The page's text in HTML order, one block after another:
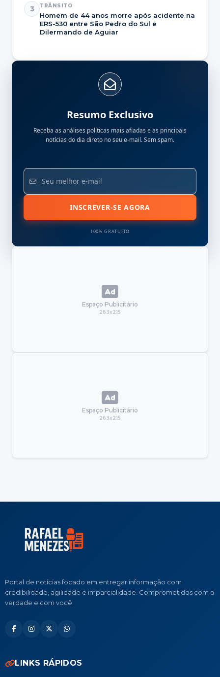
3 TRÂNSITO
Homem de 44 anos morre após acidente na
ERS-530 entre São Pedro do Sul e
Dilermando de Aguiar
Resumo Exclusivo
Receba as análises políticas mais afiadas e as principais
notícias do dia direto no seu e-mail. Sem spam.
INSCREVER-SE AGORA
100% GRATUITO
Espaço Publicitário
263x215
Espaço Publicitário
263x215
Portal de notícias focado em entregar informação com
credibilidade, agilidade e imparcialidade. Comprometidos com a
verdade e com você.
LINKS RÁPIDOS